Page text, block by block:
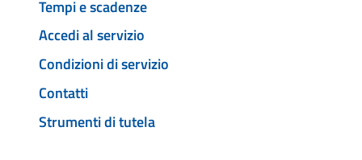
Tempi e scadenze
Accedi al servizio
Condizioni di servizio
Contatti
Strumenti di tutela